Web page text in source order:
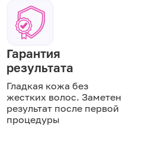
Гарантия
результата
Гладкая кожа без
жестких волос. Заметен
результат после первой
процедуры